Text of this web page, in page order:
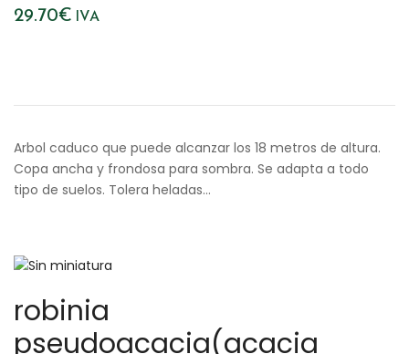
29.70€ IVA
Arbol caduco que puede alcanzar los 18 metros de altura.
Copa ancha y frondosa para sombra. Se adapta a todo
tipo de suelos. Tolera heladas…
robinia
pseudoacacia(acacia